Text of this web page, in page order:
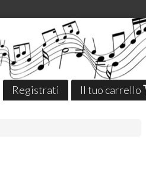
Registrati Il tuo carrello